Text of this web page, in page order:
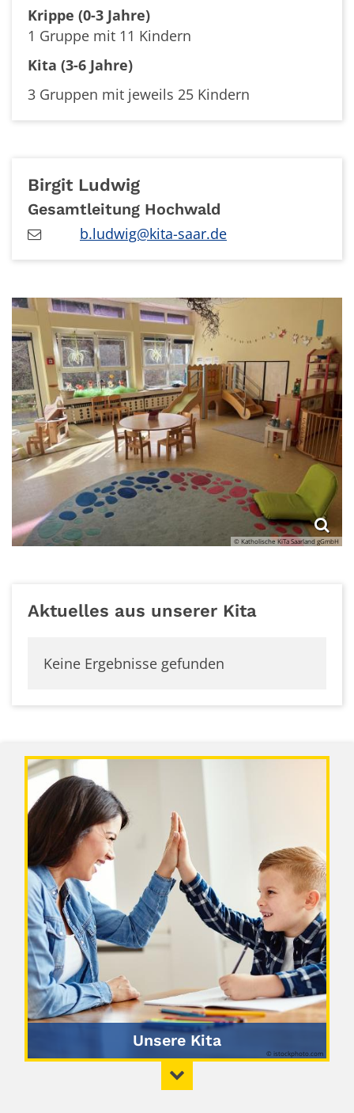
Krippe (0-3 Jahre)
1 Gruppe mit 11 Kindern
Kita (3-6 Jahre)
3 Gruppen mit jeweils 25 Kindern
Birgit Ludwig
Gesamtleitung Hochwald
b.ludwig@kita-saar.de
© Katholische KiTa Saarland gGmbH
Aktuelles aus unserer Kita
Keine Ergebnisse gefunden
Unsere Kita
© istockphoto.com